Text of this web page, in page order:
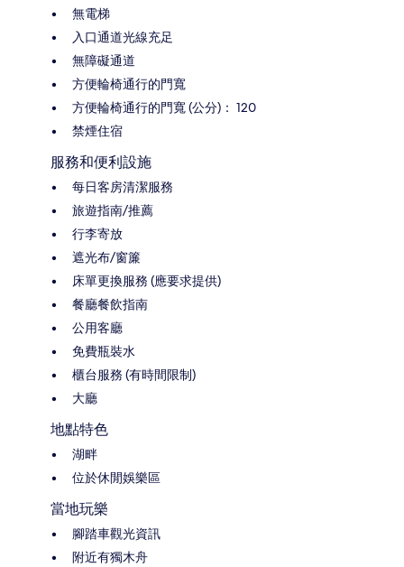
無電梯
入口通道光線充足
無障礙通道
方便輪椅通行的門寬
方便輪椅通行的門寬 (公分)： 120
禁煙住宿
服務和便利設施
每日客房清潔服務
旅遊指南/推薦
行李寄放
遮光布/窗簾
床單更換服務 (應要求提供)
餐廳餐飲指南
公用客廳
免費瓶裝水
櫃台服務 (有時間限制)
大廳
地點特色
湖畔
位於休閒娛樂區
當地玩樂
腳踏車觀光資訊
附近有獨木舟